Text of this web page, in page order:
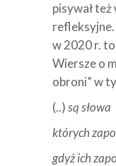
pisywał też
w 2020 r.
Wiersze o
obroni” w
(..)są słowa
których
gdyż ich